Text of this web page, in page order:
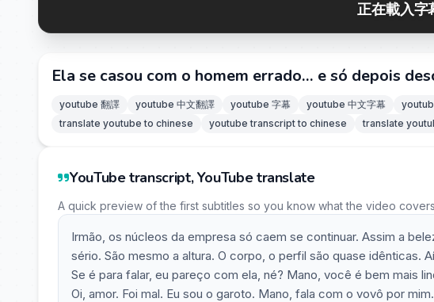
正在載入字
Ela se casou com o homem errado… e só depois
youtube 翻譯 youtube 中文翻譯 youtube 字幕 youtube 中文字幕
translate youtube to chinese
youtube transcript to chinese translate
YouTube transcript, YouTube translate
A quick preview of the first subtitles so you know what the video
Irmão, os núcleos da empresa só caem se continuar. Assim a
sério. São mesmo a altura. O corpo, o perfil são quase idênticas.
Se é para falar, eu pareço com ela, né? Mano, você é bem mais
Oi, amor. Foi mal. Eu sou o garoto. Mano, fala com o vovô por